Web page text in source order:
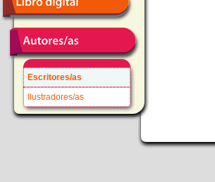
Escritores/as
Ilustradores/as